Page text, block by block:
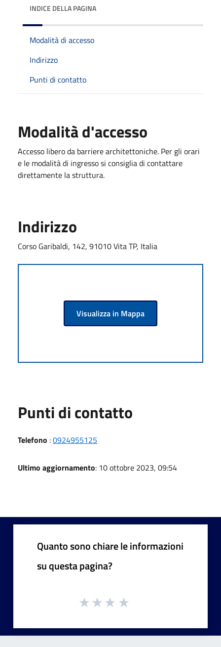
INDICE DELLA PAGINA
Modalità di accesso
Indirizzo
Punti di contatto
Modalità d'accesso
Accesso libero da barriere architettoniche. Per gli orari
e le modalità di ingresso si consiglia di contattare
direttamente la struttura.
Indirizzo
Corso Garibaldi, 142, 91010 Vita TP, Italia
Visualizza in Mappa
Punti di contatto
Telefono :0924955125
Ultimo aggiornamento: 10 ottobre 2023, 09:54
Quanto sono chiare le informazioni
su questa pagina?